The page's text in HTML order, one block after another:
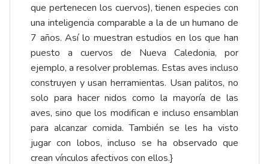
que pertenecen los cuervos), tienen especies con
una inteligencia comparable a la de un humano de
7 años. Así lo muestran estudios en los que han
puesto a cuervos de Nueva Caledonia, por
ejemplo, a resolver problemas. Estas aves incluso
construyen y usan herramientas. Usan palitos, no
solo para hacer nidos como la mayoría de las
aves, sino que los modifican e incluso ensamblan
para alcanzar comida. También se les ha visto
jugar con lobos, incluso se ha observado que
crean vínculos afectivos con ellos.}